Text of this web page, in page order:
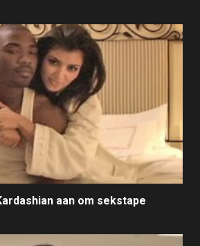
aan om sekstape